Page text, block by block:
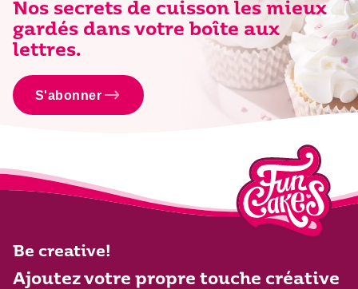
Nos secrets de cuisson les mieux
gardés dans votre boîte aux
lettres.
S'abonner
Be creative!
Ajoutez votre propre touche créative